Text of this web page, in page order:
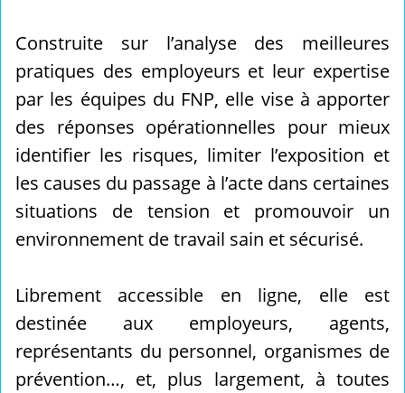
Construite sur l’analyse des meilleures
pratiques des employeurs et leur expertise
par les équipes du FNP, elle vise à apporter
des réponses opérationnelles pour mieux
identifier les risques, limiter l’exposition et
les causes du passage à l’acte dans certaines
situations de tension et promouvoir un
environnement de travail sain et sécurisé.
Librement accessible en ligne, elle est
destinée aux employeurs, agents,
représentants du personnel, organismes de
prévention…, et, plus largement, à toutes